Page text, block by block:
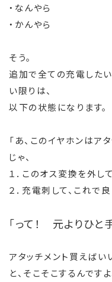
・なんやら
・かんやら
そう。
追加で全ての充電した
い限りは、
以下の状態になります。
「あ、このイヤホンはア
じゃ、
１．このオス変換を外して
２．充電刺して、これで良
「って！ 元よりひと
アタッチメント買えば
と、そこそこするんですよ